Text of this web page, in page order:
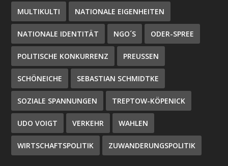
MULTIKULTI NATIONALE EIGENHEITEN
NATIONALE IDENTITÄT NGO´S ODER-SPREE
POLITISCHE KONKURRENZ PREUSSEN
SCHÖNEICHE SEBASTIAN SCHMIDTKE
SOZIALE SPANNUNGEN TREPTOW-KÖPENICK
UDO VOIGT VERKEHR WAHLEN
WIRTSCHAFTSPOLITIK ZUWANDERUNGSPOLITIK